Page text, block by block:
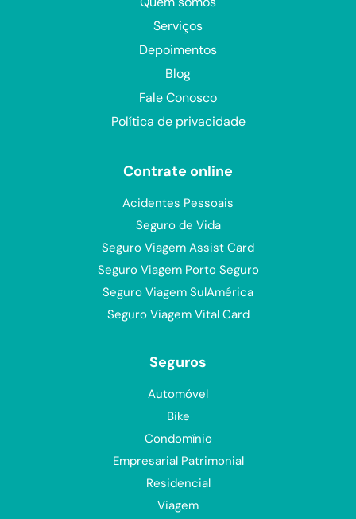
Serviços
Depoimentos
Blog
Fale Conosco
Política de privacidade
Contrate online
Acidentes Pessoais
Seguro de Vida
Seguro Viagem Assist Card
Seguro Viagem Porto Seguro
Seguro Viagem SulAmérica
Seguro Viagem Vital Card
Seguros
Automóvel
Bike
Condomínio
Empresarial Patrimonial
Residencial
Viagem